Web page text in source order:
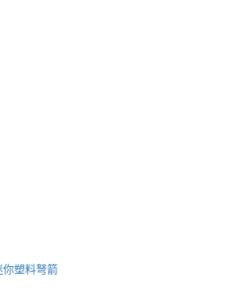
塑料弩箭